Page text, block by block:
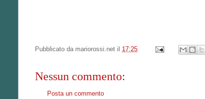
Pubblicato da mariorossi.net il 17:25
Nessun commento:
Posta un commento